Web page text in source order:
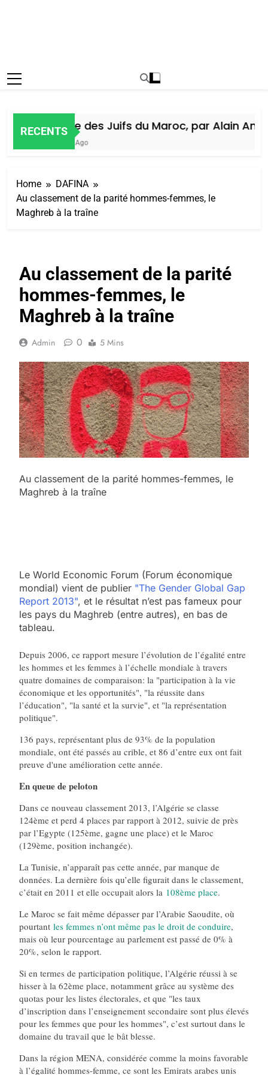
RECENTS
Histoire des Juifs du Maroc, par Alain Amiel
1 Semaine Ago
Home
DAFINA
Au classement de la parité hommes-femmes, le
Maghreb à la traîne
Au classement de la parité
hommes-femmes, le
Maghreb à la traîne
Admin 0 5 Mins
Au classement de la parité hommes-femmes, le
Maghreb à la traîne
Le World Economic Forum (Forum économique
mondial) vient de publier "The Gender Global Gap
Report 2013", et le résultat n’est pas fameux pour
les pays du Maghreb (entre autres), en bas de
tableau.
Depuis 2006, ce rapport mesure l’évolution de l’égalité entre
les hommes et les femmes à l’échelle mondiale à travers
quatre domaines de comparaison: la "participation à la vie
économique et les opportunités", "la réussite dans
l’éducation", "la santé et la survie", et "la représentation
politique".
136 pays, représentant plus de 93% de la population
mondiale, ont été passés au crible, et 86 d’entre eux ont fait
preuve d'une amélioration cette année.
En queue de peloton
Dans ce nouveau classement 2013, l’Algérie se classe
124ème et perd 4 places par rapport à 2012, suivie de près
par l’Egypte (125ème, gagne une place) et le Maroc
(129ème, position inchangée).
La Tunisie, n’apparaît pas cette année, par manque de
données. La dernière fois qu’elle figurait dans le classement,
c’était en 2011 et elle occupait alors la 108ème place.
Le Maroc se fait même dépasser par l’Arabie Saoudite, où
pourtant les femmes n’ont même pas le droit de conduire,
mais où leur pourcentage au parlement est passé de 0% à
20%, selon le rapport.
Si en termes de participation politique, l’Algérie réussi à se
hisser à la 62ème place, notamment grâce au système des
quotas pour les listes électorales, et que "les taux
d’inscription dans l’enseignement secondaire sont plus élevés
pour les femmes que pour les hommes", c’est surtout dans le
domaine du travail que le bât blesse.
Dans la région MENA, considérée comme la moins favorable
à l’égalité hommes-femme, ce sont les Emirats arabes unis